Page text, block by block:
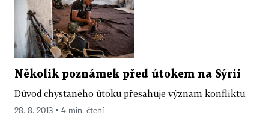
Několik poznámek před útokem na Sýrii
Důvod chystaného útoku přesahuje význam konfliktu
28. 8. 2013 ▪ 4 min. čtení